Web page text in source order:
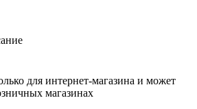
для интернет-магазина и может
магазинах